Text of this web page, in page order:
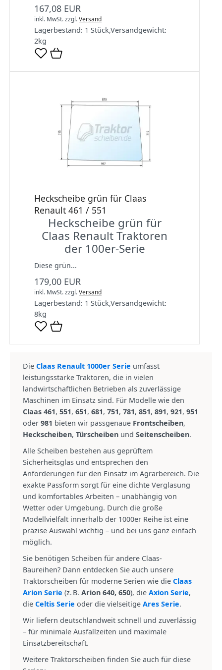
167,08 EUR
inkl. MwSt.zzgl.Versand
Lagerbestand: 1 Stück,Versandgewicht:
2kg
Heckscheibe grün für Claas
Renault 461 / 551
Heckscheibe grün für
Claas Renault Traktoren
der 100er-Serie
Diese grün...
179,00 EUR
inkl. MwSt.zzgl.Versand
Lagerbestand: 1 Stück,Versandgewicht:
8kg
Die Claas Renault 1000er Serie umfasst
leistungsstarke Traktoren, die in vielen
landwirtschaftlichen Betrieben als zuverlässige
Maschinen im Einsatz sind. Für Modelle wie den
Claas 461, 551, 651, 681, 751, 781, 851, 891, 921, 951
oder 981 bieten wir passgenaue Frontscheiben,
Heckscheiben, Türscheiben und Seitenscheiben.
Alle Scheiben bestehen aus geprüftem
Sicherheitsglas und entsprechen den
Anforderungen für den Einsatz im Agrarbereich. Die
exakte Passform sorgt für eine dichte Verglasung
und komfortables Arbeiten – unabhängig von
Wetter oder Umgebung. Durch die große
Modellvielfalt innerhalb der 1000er Reihe ist eine
präzise Auswahl wichtig – und bei uns ganz einfach
möglich.
Sie benötigen Scheiben für andere Claas-
Baureihen? Dann entdecken Sie auch unsere
Traktorscheiben für moderne Serien wie die Claas
Arion Serie (z. B. Arion 640, 650), die Axion Serie,
die Celtis Serie oder die vielseitige Ares Serie.
Wir liefern deutschlandweit schnell und zuverlässig
– für minimale Ausfallzeiten und maximale
Einsatzbereitschaft.
Weitere Traktorscheiben finden Sie auch für diese